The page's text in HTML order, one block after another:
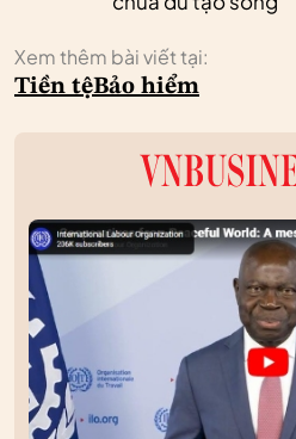
Xem thêm bài viết tại:
Tiền tệBảo hiểm